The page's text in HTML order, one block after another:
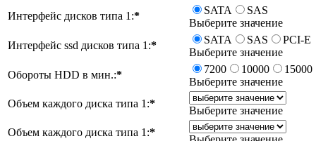
Интерфейс дисков типа 1:* SATA
SAS
Выберите значение
Интерфейс ssd дисков типа 1:* SATA SAS
PCI-E
Выберите значение
Обороты HDD в мин.:* 7200 10000
15000
Выберите значение
Объем каждого диска типа 1:*
Выберите значение
Объем каждого диска типа 1:*